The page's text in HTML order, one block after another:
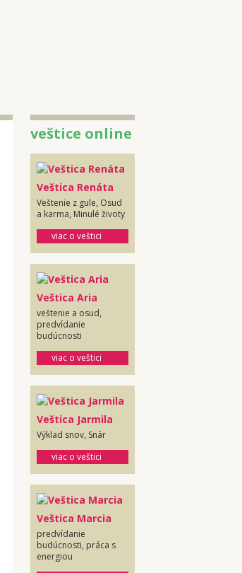
veštice online
Veštica Renáta
Veštenie z gule, Osud
a karma, Minulé životy
viac o veštici
Veštica Aria
veštenie a osud,
predvídanie
budúcnosti
viac o veštici
Veštica Jarmila
Výklad snov, Snár
viac o veštici
Veštica Marcia
predvídanie
budúcnosti, práca s
energiou